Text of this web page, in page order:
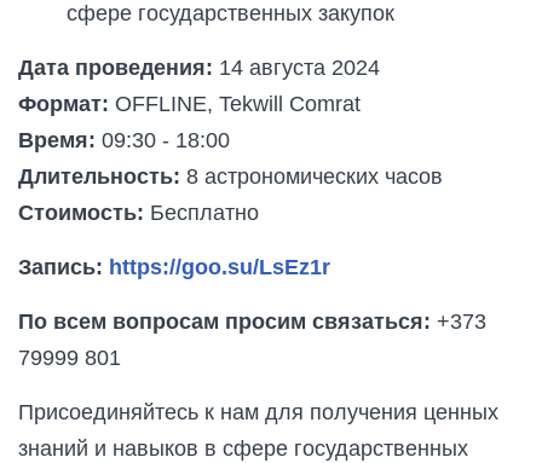
сфере государственных закупок
Дата проведения: 14 августа 2024
Формат: OFFLINE, Tekwill Comrat
Время: 09:30 - 18:00
Длительность: 8 астрономических часов
Стоимость: Бесплатно
Запись: https://goo.su/LsEz1r
По всем вопросам просим связаться: +373
79999 801
Присоединяйтесь к нам для получения ценных
знаний и навыков в сфере государственных